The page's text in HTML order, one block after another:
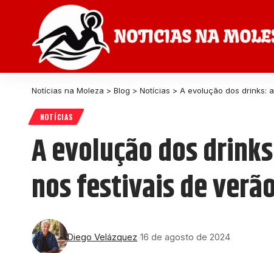
Notícias na Moleza > Blog > Notícias > A evolução dos drinks:
NOTÍCIAS
A evolução dos
nos festivais de
Diego Velázquez 16 de agosto de 2024